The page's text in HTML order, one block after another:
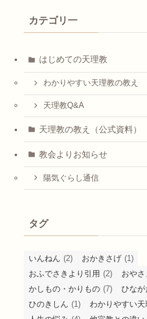
カテゴリ一
はじめての天理教
わかりやすい天理教の教え
天理教Q&A
天理教の教え（公式資料）
教会よりお知らせ
陽気ぐらし通信
タグ
いんねん (2) おかきさげ (1)
おふでさきより引用 (2) おやさ
かしもの・かりもの (7) ひなが
ひのきしん (1) わかりやすい天